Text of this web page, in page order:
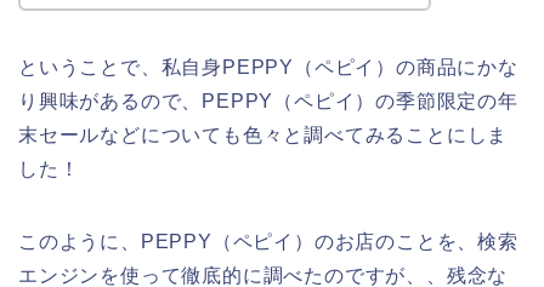
ということで、私自身PEPPY（ペピイ）の商品にかな
り興味があるので、PEPPY（ペピイ）の季節限定の年
末セールなどについても色々と調べてみることにしま
した！
このように、PEPPY（ペピイ）のお店のことを、検索
エンジンを使って徹底的に調べたのですが、、残念な